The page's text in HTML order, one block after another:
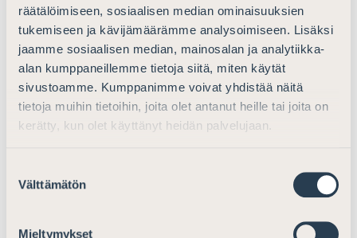
räätälöimiseen, sosiaalisen median ominaisuuksien
tukemiseen ja kävijämäärämme analysoimiseen. Lisäksi
jaamme sosiaalisen median, mainosalan ja analytiikka-
alan kumppaneillemme tietoja siitä, miten käytät
sivustoamme. Kumppanimme voivat yhdistää näitä
tietoja muihin tietoihin, joita olet antanut heille tai joita on
kerätty, kun olet käyttänyt heidän palvelujaan.
valinta
Välttämätön
Mieltymykset
toimeenpano- ja tuomiovallan käyttöön kohdistuvat
rikokset, eikä laajennettu sakkomenettely tulisi
myöskään sovellettavaksi alaikäisten kohdalla. Kuten
luonnoksessa on todettu, nämä rajaukset lisäävät
ehdotuksen hyväksyttävyyttä ja Suomen Asianajajat
pitää näitä rajauksia ehdottoman tärkeinä.
kirjattuun pohdintaan sen osalta, että olisi perusteltua
arvioida, tulisiko alaikäisten oikeusturvan
alaikäisten menettelyllisiä oikeuksia laajentaa